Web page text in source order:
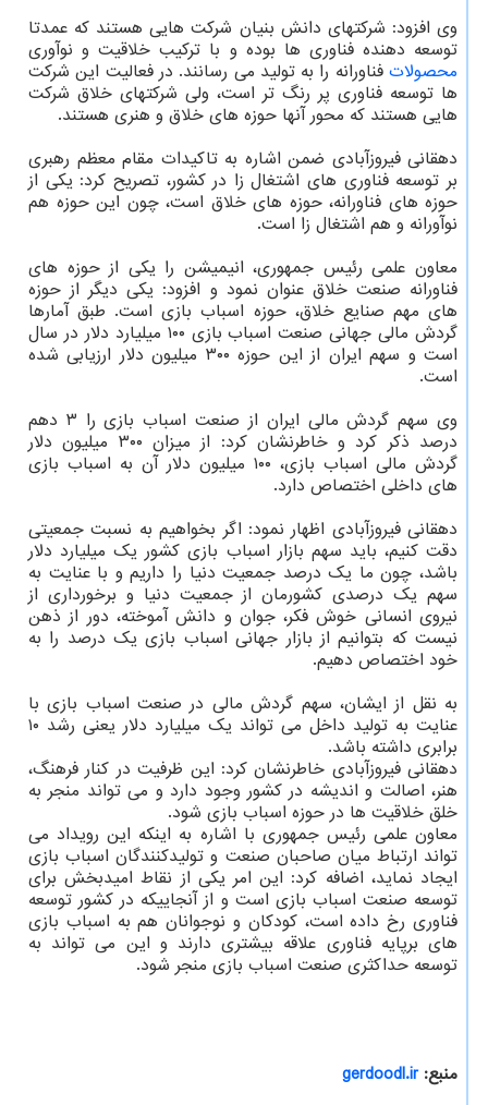
وی افزود: شرکتهای دانش بنیان شرکت هایی هستند که عمدتا
توسعه دهنده فناوری ها بوده و با ترکیب خلاقیت و نوآوری
محصولات فناورانه را به تولید می رسانند. در فعالیت این شرکت
ها توسعه فناوری پر رنگ تر است، ولی شرکتهای خلاق شرکت
هایی هستند که محور آنها حوزه های خلاق و هنری هستند.
دهقانی فیروزآبادی ضمن اشاره به تاکیدات مقام معظم رهبری
بر توسعه فناوری های اشتغال زا در کشور، تصریح کرد: یکی از
حوزه های فناورانه، حوزه های خلاق است، چون این حوزه هم
نوآورانه و هم اشتغال زا است.
معاون علمی رئیس جمهوری، انیمیشن را یکی از حوزه های
فناورانه صنعت خلاق عنوان نمود و افزود: یکی دیگر از حوزه
های مهم صنایع خلاق، حوزه اسباب بازی است. طبق آمارها
گردش مالی جهانی صنعت اسباب بازی ۱۰۰ میلیارد دلار در سال
است و سهم ایران از این حوزه ۳۰۰ میلیون دلار ارزیابی شده
است.
وی سهم گردش مالی ایران از صنعت اسباب بازی را ۳ دهم
درصد ذکر کرد و خاطرنشان کرد: از میزان ۳۰۰ میلیون دلار
گردش مالی اسباب بازی، ۱۰۰ میلیون دلار آن به اسباب بازی
های داخلی اختصاص دارد.
دهقانی فیروزآبادی اظهار نمود: اگر بخواهیم به نسبت جمعیتی
دقت کنیم، باید سهم بازار اسباب بازی کشور یک میلیارد دلار
باشد، چون ما یک درصد جمعیت دنیا را داریم و با عنایت به
سهم یک درصدی کشورمان از جمعیت دنیا و برخورداری از
نیروی انسانی خوش فکر، جوان و دانش آموخته، دور از ذهن
نیست که بتوانیم از بازار جهانی اسباب بازی یک درصد را به
خود اختصاص دهیم.
به نقل از ایشان، سهم گردش مالی در صنعت اسباب بازی با
عنایت به تولید داخل می تواند یک میلیارد دلار یعنی رشد ۱۰
برابری داشته باشد.
دهقانی فیروزآبادی خاطرنشان کرد: این ظرفیت در کنار فرهنگ،
هنر، اصالت و اندیشه در کشور وجود دارد و می تواند منجر به
خلق خلاقیت ها در حوزه اسباب بازی شود.
معاون علمی رئیس جمهوری با اشاره به اینکه این رویداد می
تواند ارتباط میان صاحبان صنعت و تولیدکنندگان اسباب بازی
ایجاد نماید، اضافه کرد: این امر یکی از نقاط امیدبخش برای
توسعه صنعت اسباب بازی است و از آنجاییکه در کشور توسعه
فناوری رخ داده است، کودکان و نوجوانان هم به اسباب بازی
های برپایه فناوری علاقه بیشتری دارند و این می تواند به
توسعه حداکثری صنعت اسباب بازی منجر شود.
منبع:gerdoodl.ir